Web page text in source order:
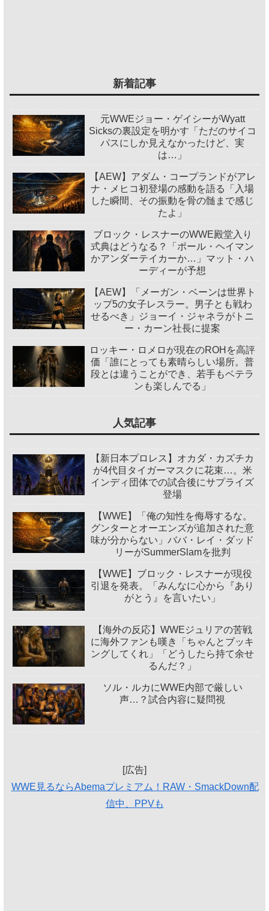
新着記事
元WWEジョー・ゲイシーがWyatt
Sicksの裏設定を明かす「ただのサイコ
パスにしか見えなかったけど、実
は…」
【AEW】アダム・コープランドがアレ
ナ・メヒコ初登場の感動を語る「入場
した瞬間、その振動を骨の髄まで感じ
たよ」
ブロック・レスナーのWWE殿堂入り
式典はどうなる？「ポール・ヘイマン
かアンダーテイカーか…」マット・ハ
ーディーが予想
【AEW】「メーガン・ベーンは世界ト
ップ5の女子レスラー。男子とも戦わ
せるべき」ジョーイ・ジャネラがトニ
ー・カーン社長に提案
ロッキー・ロメロが現在のROHを高評
価「誰にとっても素晴らしい場所。普
段とは違うことができ、若手もベテラ
ンも楽しんでる」
人気記事
【新日本プロレス】オカダ・カズチカ
が4代目タイガーマスクに花束…。米
インディ団体での試合後にサプライズ
登場
【WWE】「俺の知性を侮辱するな。
グンターとオーエンズが追加された意
味が分からない」ババ・レイ・ダッド
リーがSummerSlamを批判
【WWE】ブロック・レスナーが現役
引退を発表。「みんなに心から『あり
がとう』を言いたい」
【海外の反応】WWEジュリアの苦戦
に海外ファンも嘆き「ちゃんとブッキ
ングしてくれ」「どうしたら持て余せ
るんだ？」
ソル・ルカにWWE内部で厳しい
声…？試合内容に疑問視
[広告]
WWE見るならAbemaプレミアム！RAW・SmackDown配
信中、PPVも